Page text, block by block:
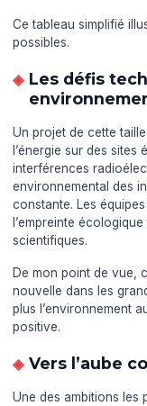
Ce tableau simplifié
possibles.
Les défis
Un projet de cette
l’énergie sur des
interférences
environnemental des
constante. Les
l’empreinte
scientifiques.
De mon point de vue,
nouvelle dans les
plus l’environnement
positive.
Vers l’aube
Une des ambitions les